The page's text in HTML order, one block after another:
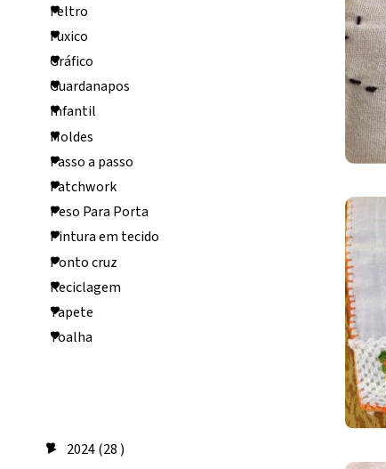
Feltro
Fuxico
Gráfico
Guardanapos
Infantil
Moldes
Passo a passo
Patchwork
Peso Para Porta
Pintura em tecido
Ponto cruz
Reciclagem
Tapete
Toalha
► 2024(28 )